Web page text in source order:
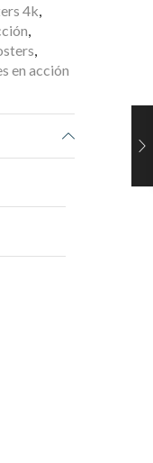
4k,
,
,
en acción